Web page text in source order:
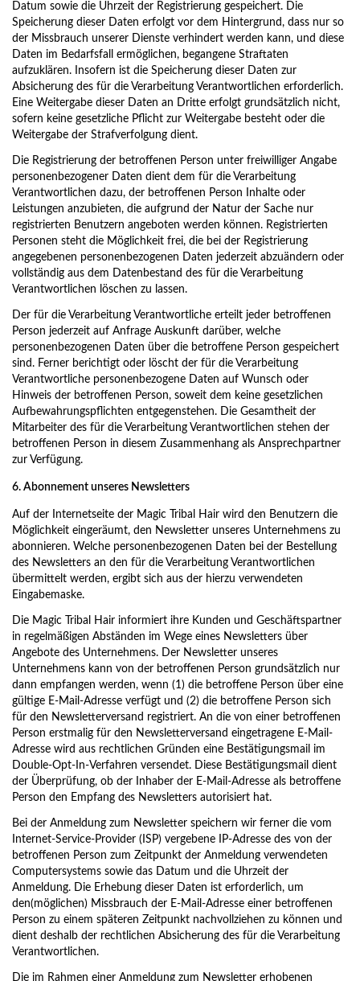
Datum sowie die Uhrzeit der Registrierung gespeichert. Die
Speicherung dieser Daten erfolgt vor dem Hintergrund, dass nur so
der Missbrauch unserer Dienste verhindert werden kann, und diese
Daten im Bedarfsfall ermöglichen, begangene Straftaten
aufzuklären. Insofern ist die Speicherung dieser Daten zur
Absicherung des für die Verarbeitung Verantwortlichen erforderlich.
Eine Weitergabe dieser Daten an Dritte erfolgt grundsätzlich nicht,
sofern keine gesetzliche Pflicht zur Weitergabe besteht oder die
Weitergabe der Strafverfolgung dient.
Die Registrierung der betroffenen Person unter freiwilliger Angabe
personenbezogener Daten dient dem für die Verarbeitung
Verantwortlichen dazu, der betroffenen Person Inhalte oder
Leistungen anzubieten, die aufgrund der Natur der Sache nur
registrierten Benutzern angeboten werden können. Registrierten
Personen steht die Möglichkeit frei, die bei der Registrierung
angegebenen personenbezogenen Daten jederzeit abzuändern oder
vollständig aus dem Datenbestand des für die Verarbeitung
Verantwortlichen löschen zu lassen.
Der für die Verarbeitung Verantwortliche erteilt jeder betroffenen
Person jederzeit auf Anfrage Auskunft darüber, welche
personenbezogenen Daten über die betroffene Person gespeichert
sind. Ferner berichtigt oder löscht der für die Verarbeitung
Verantwortliche personenbezogene Daten auf Wunsch oder
Hinweis der betroffenen Person, soweit dem keine gesetzlichen
Aufbewahrungspflichten entgegenstehen. Die Gesamtheit der
Mitarbeiter des für die Verarbeitung Verantwortlichen stehen der
betroffenen Person in diesem Zusammenhang als Ansprechpartner
zur Verfügung.
6. Abonnement unseres Newsletters
Auf der Internetseite der Magic Tribal Hair wird den Benutzern die
Möglichkeit eingeräumt, den Newsletter unseres Unternehmens zu
abonnieren. Welche personenbezogenen Daten bei der Bestellung
des Newsletters an den für die Verarbeitung Verantwortlichen
übermittelt werden, ergibt sich aus der hierzu verwendeten
Eingabemaske.
Die Magic Tribal Hair informiert ihre Kunden und Geschäftspartner
in regelmäßigen Abständen im Wege eines Newsletters über
Angebote des Unternehmens. Der Newsletter unseres
Unternehmens kann von der betroffenen Person grundsätzlich nur
dann empfangen werden, wenn (1) die betroffene Person über eine
gültige E-Mail-Adresse verfügt und (2) die betroffene Person sich
für den Newsletterversand registriert. An die von einer betroffenen
Person erstmalig für den Newsletterversand eingetragene E-Mail-
Adresse wird aus rechtlichen Gründen eine Bestätigungsmail im
Double-Opt-In-Verfahren versendet. Diese Bestätigungsmail dient
der Überprüfung, ob der Inhaber der E-Mail-Adresse als betroffene
Person den Empfang des Newsletters autorisiert hat.
Bei der Anmeldung zum Newsletter speichern wir ferner die vom
Internet-Service-Provider (ISP) vergebene IP-Adresse des von der
betroffenen Person zum Zeitpunkt der Anmeldung verwendeten
Computersystems sowie das Datum und die Uhrzeit der
Anmeldung. Die Erhebung dieser Daten ist erforderlich, um
den(möglichen) Missbrauch der E-Mail-Adresse einer betroffenen
Person zu einem späteren Zeitpunkt nachvollziehen zu können und
dient deshalb der rechtlichen Absicherung des für die Verarbeitung
Verantwortlichen.
Die im Rahmen einer Anmeldung zum Newsletter erhobenen